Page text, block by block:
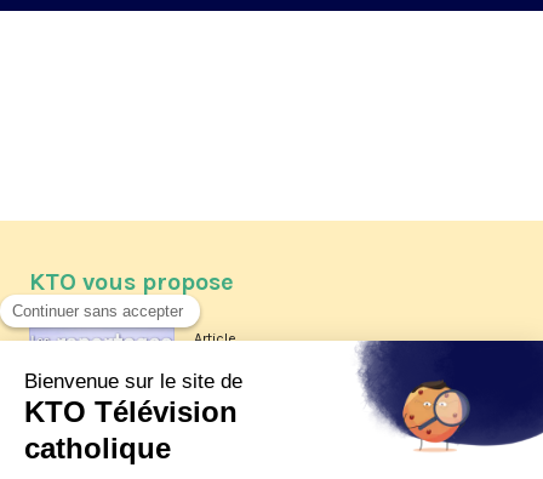
KTO vous propose
Article
Les reportages d'été 2026 de KTO